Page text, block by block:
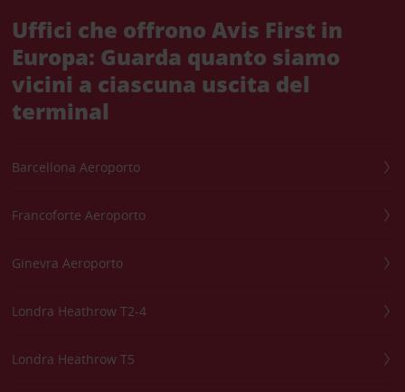
Uffici che offrono Avis First in
Europa: Guarda quanto siamo
vicini a ciascuna uscita del
terminal
Barcellona Aeroporto
Francoforte Aeroporto
Ginevra Aeroporto
Londra Heathrow T2-4
Londra Heathrow T5